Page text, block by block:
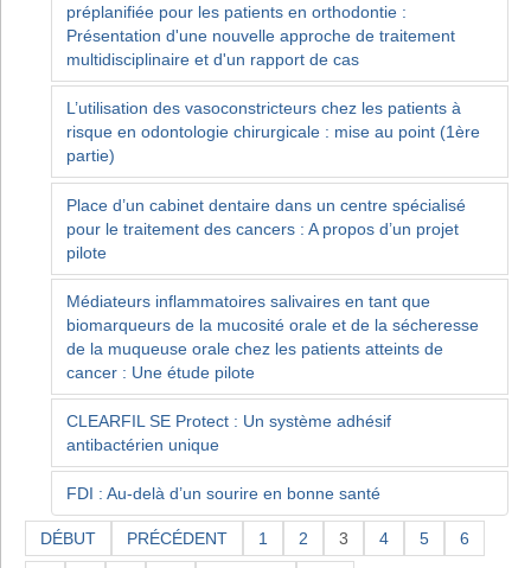
préplanifiée pour les patients en orthodontie :
Présentation d'une nouvelle approche de traitement
multidisciplinaire et d'un rapport de cas
L’utilisation des vasoconstricteurs chez les patients à
risque en odontologie chirurgicale : mise au point (1ère
partie)
Place d’un cabinet dentaire dans un centre spécialisé
pour le traitement des cancers : A propos d’un projet
pilote
Médiateurs inflammatoires salivaires en tant que
biomarqueurs de la mucosité orale et de la sécheresse
de la muqueuse orale chez les patients atteints de
cancer : Une étude pilote
CLEARFIL SE Protect : Un système adhésif
antibactérien unique
FDI : Au-delà d’un sourire en bonne santé
DÉBUT PRÉCÉDENT 1 2 3 4 5 6